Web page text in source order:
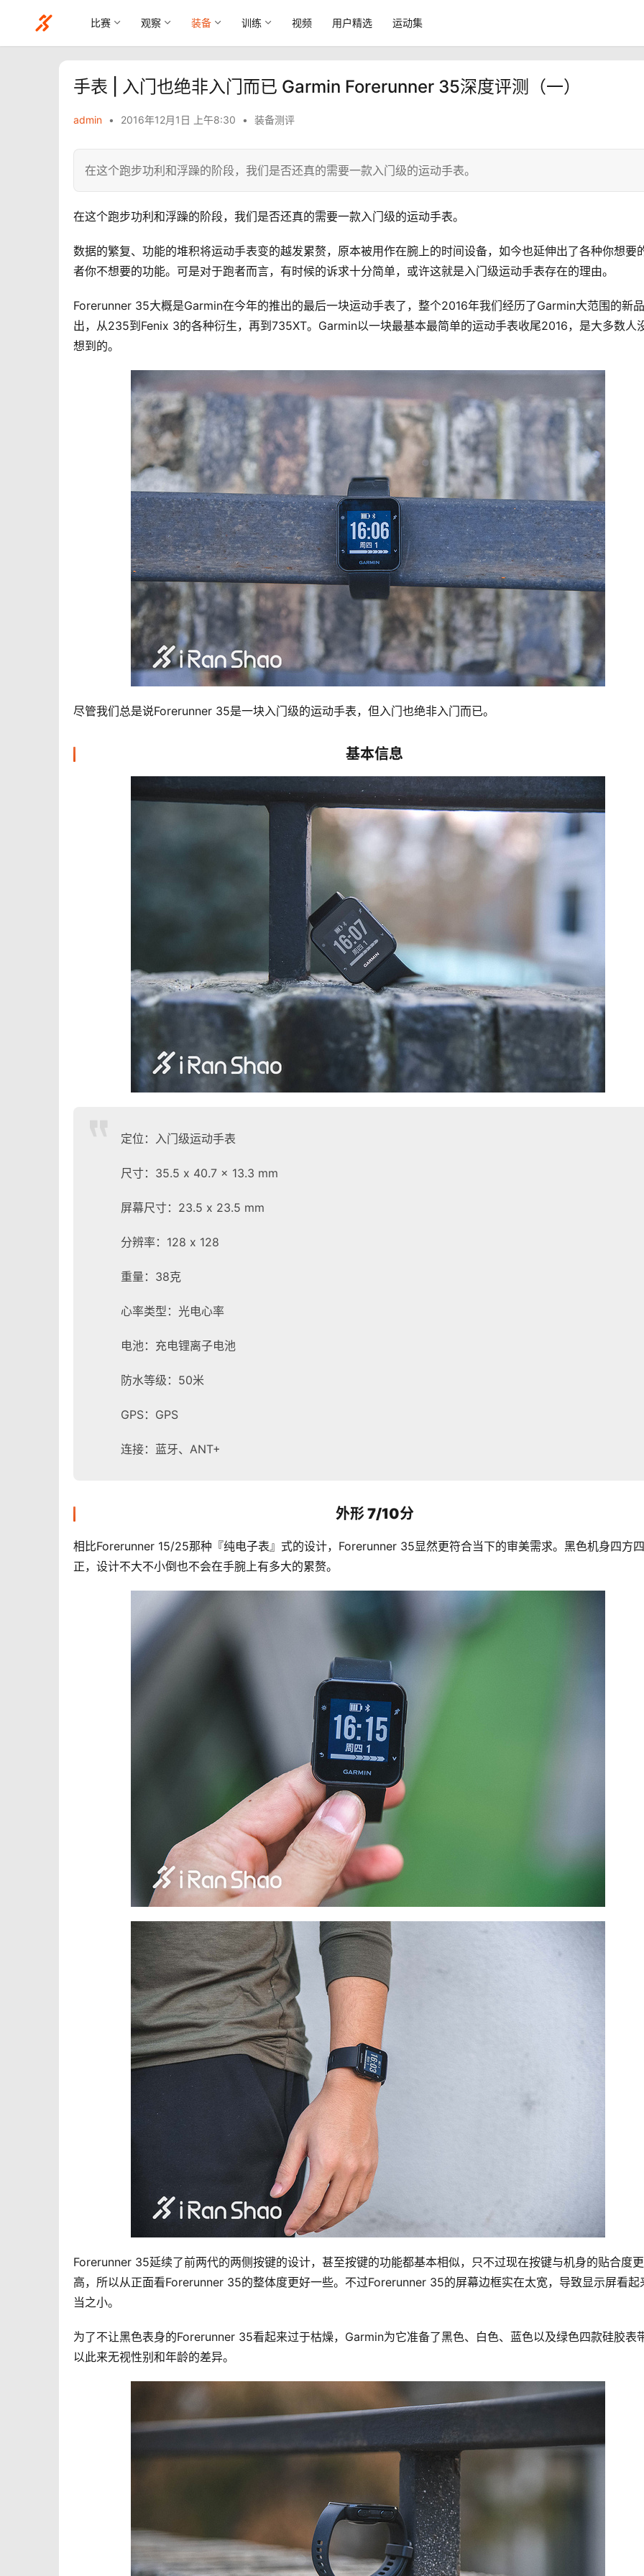
比赛 观察 装备 训练 视频 用户精选 运动集
手表 | 入门也绝非入门而已 Garmin Forerunner 35深度评测（一）
admin • 2016年12月1日 上午8:30 • 装备测评
在这个跑步功利和浮躁的阶段，我们是否还真的需要一款入门级的运动手表。
在这个跑步功利和浮躁的阶段，我们是否还真的需要一款入门级的运动手表。
数据的繁复、功能的堆积将运动手表变的越发累赘，原本被用作在腕上的时间设备，如今也延伸出了各种你想要
者你不想要的功能。可是对于跑者而言，有时候的诉求十分简单，或许这就是入门级运动手表存在的理由。
Forerunner 35大概是Garmin在今年的推出的最后一块运动手表了，整个2016年我们经历了Garmin大范围的新
出，从235到Fenix 3的各种衍生，再到735XT。Garmin以一块最基本最简单的运动手表收尾2016，是大多数人
想到的。
尽管我们总是说Forerunner 35是一块入门级的运动手表，但入门也绝非入门而已。
基本信息
定位：入门级运动手表
尺寸：35.5 x 40.7 x 13.3 mm
屏幕尺寸：23.5 x 23.5 mm
分辨率：128 x 128
重量：38克
心率类型：光电心率
电池：充电锂离子电池
防水等级：50米
GPS：GPS
连接：蓝牙、ANT+
外形 7/10分
相比Forerunner 15/25那种『纯电子表』式的设计，Forerunner 35显然更符合当下的审美需求。黑色机身四方四
正，设计不大不小倒也不会在手腕上有多大的累赘。
Forerunner 35延续了前两代的两侧按键的设计，甚至按键的功能都基本相似，只不过现在按键与机身的贴合度更
高，所以从正面看Forerunner 35的整体度更好一些。不过Forerunner 35的屏幕边框实在太宽，导致显示屏看起
当之小。
为了不让黑色表身的Forerunner 35看起来过于枯燥，Garmin为它准备了黑色、白色、蓝色以及绿色四款硅胶表
以此来无视性别和年龄的差异。